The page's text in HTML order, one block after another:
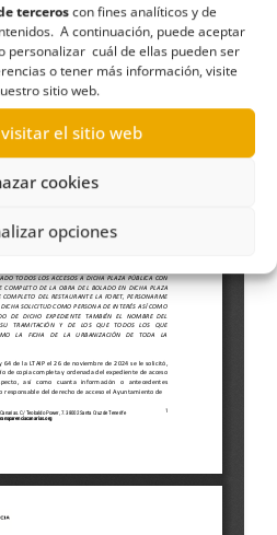
terceroscon fines analíticos y de
A continuación, puede aceptar
personalizar cuál de ellas pueden ser
o tener más información, visite
sitio web.
el sitio web
cookies
opciones